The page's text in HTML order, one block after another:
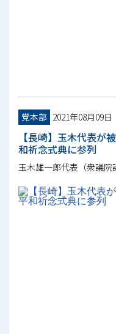
党本部 2021年08月09日
【長崎】玉木代表が
和祈念式典に参列
玉木雄一郎代表（衆議